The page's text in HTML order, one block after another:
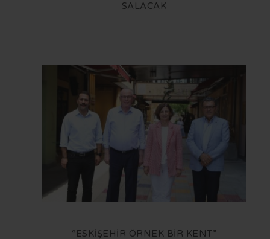
SALACAK
“ESKİŞEHİR ÖRNEK BİR KENT”